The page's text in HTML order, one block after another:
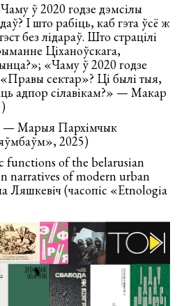
ў 2020 годзе дэмсілы
І што рабіць, каб гэта ўсё ж
без лідараў. Што страцілі
Ціханоўскага,
«Чаму ў 2020 годзе
«Правы сектар»? Ці былі тыя,
адпор сілавікам?» — Макар
— Марыя Пархімчык
2025)
functions of the belarusian
narratives of modern urban
Ляшкевіч (часопіс «Etnologia